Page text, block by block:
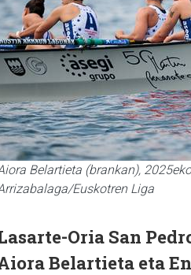
Belartieta (brankan),
Euskotren Liga
Oria San
Belartieta eta